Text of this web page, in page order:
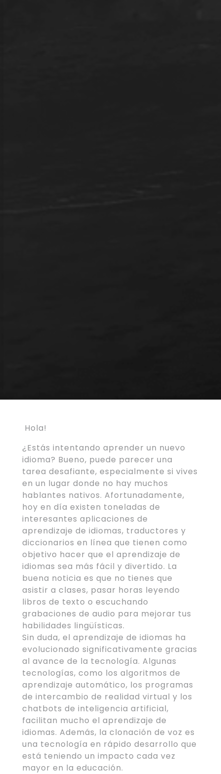
Hola!
¿Estás intentando aprender un nuevo
idioma? Bueno, puede parecer una
tarea desafiante, especialmente si vives
en un lugar donde no hay muchos
hablantes nativos. Afortunadamente,
hoy en día existen toneladas de
interesantes aplicaciones de
aprendizaje de idiomas, traductores y
diccionarios en línea que tienen como
objetivo hacer que el aprendizaje de
idiomas sea más fácil y divertido. La
buena noticia es que no tienes que
asistir a clases, pasar horas leyendo
libros de texto o escuchando
grabaciones de audio para mejorar tus
habilidades lingüísticas.
Sin duda, el aprendizaje de idiomas ha
evolucionado significativamente gracias
al avance de la tecnología. Algunas
tecnologías, como los algoritmos de
aprendizaje automático, los programas
de intercambio de realidad virtual y los
chatbots de inteligencia artificial,
facilitan mucho el aprendizaje de
idiomas. Además, la clonación de voz es
una tecnología en rápido desarrollo que
está teniendo un impacto cada vez
mayor en la educación.